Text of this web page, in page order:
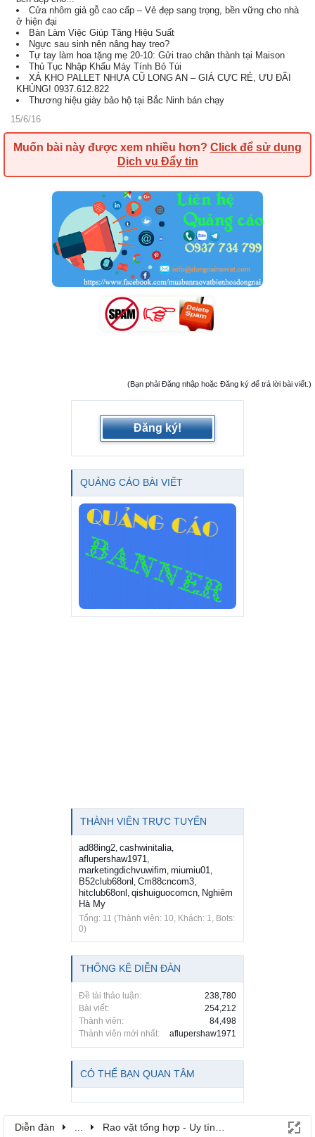
Cửa nhôm giả gỗ cao cấp – Vẻ đẹp sang trọng, bền vững cho nhà
ở hiện đại
Bàn Làm Việc Giúp Tăng Hiệu Suất
Ngực sau sinh nên nâng hay treo?
Tự tay làm hoa tặng mẹ 20-10: Gửi trao chân thành tại Maison
Thủ Tục Nhập Khẩu Máy Tính Bỏ Túi
XẢ KHO PALLET NHỰA CŨ LONG AN – GIÁ CỰC RẺ, ƯU ĐÃI
KHỦNG! 0937.612.822
Thương hiệu giày bảo hộ tại Bắc Ninh bán chạy
15/6/16
Muốn bài này được xem nhiều hơn? Click để sử dụng
Dịch vụ Đẩy tin
(Bạn phải Đăng nhập hoặc Đăng ký để trả lời bài viết.)
Đăng ký!
QUẢNG CÁO BÀI VIẾT
THÀNH VIÊN TRỰC TUYẾN
ad88ing2 cashwinitalia
aflupershaw1971
marketingdichvuwifim miumiu01
B52club68onl Cm88cncom3
hitclub68onl qishuiguocomcn Nghiêm
Hà My
Tổng: 11 (Thành viên: 10, Khách: 1, Bots:
0)
THỐNG KÊ DIỄN ĐÀN
Đề tài thảo luận:
238,780
Bài viết:
254,212
Thành viên:
84,498
Thành viên mới nhất:
aflupershaw1971
CÓ THỂ BẠN QUAN TÂM
Diễn đàn Rao vặt tổng hợp - Uy tín - Miễn phí